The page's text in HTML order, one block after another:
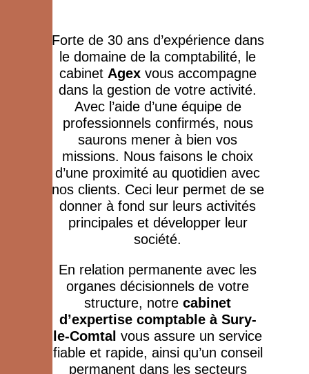
Forte de 30 ans d’expérience dans
le domaine de la comptabilité, le
cabinet Agexvous accompagne
dans la gestion de votre activité.
Avec l’aide d’une équipe de
professionnels confirmés, nous
saurons mener à bien vos
missions. Nous faisons le choix
d’une proximité au quotidien avec
nos clients. Ceci leur permet de se
donner à fond sur leurs activités
principales et développer leur
société.
En relation permanente avec les
organes décisionnels de votre
structure, notrecabinet
d’expertise comptable à Sury-
le-Comtal vous assure un service
fiable et rapide, ainsi qu’un conseil
permanent dans les secteurs